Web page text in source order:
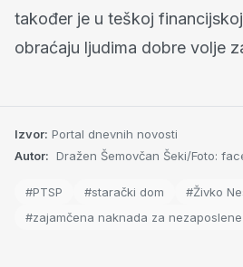
također je u teškoj
obraćaju ljudima dobre volje
Izvor: Portal dnevnih novosti
Autor: Dražen Šemovčan Šeki/Foto:
#PTSP #starački dom
#Živko
#zajamčena naknada za